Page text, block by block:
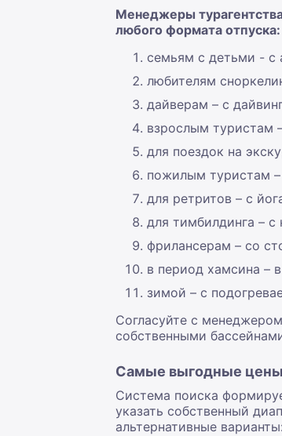
Менеджеры
любого формата отпуска:
семьям с детьми - с
любителям
дайверам – с
взрослым туристам
для поездок на
пожилым туристам
для ретритов – с
для тимбилдинга –
фрилансерам – со
в период хамсина –
зимой – с
Согласуйте с
собственными
Самые выгодные цены
Система поиска
указать собственный
альтернативные